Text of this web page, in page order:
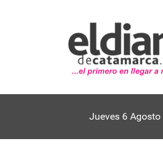
Jueves 6 Agosto